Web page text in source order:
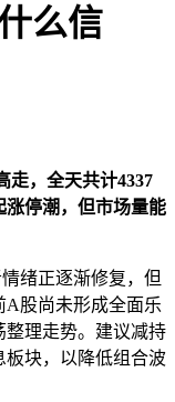
么信
走，全天共计4337
涨停潮，但市场量能
绪正逐渐修复，但
A股尚未形成全面乐
整理走势。建议减持
板块，以降低组合波